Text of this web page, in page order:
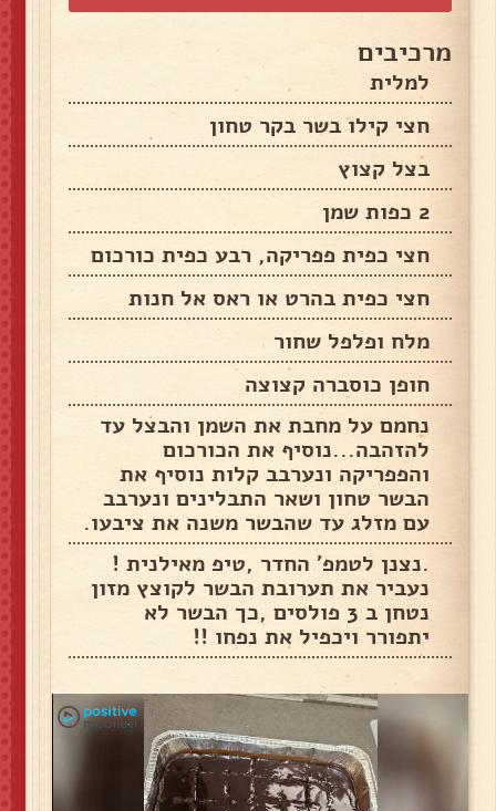
מרכיבים
למלית
חצי קילו בשר בקר טחון
בצל קצוץ
2 כפות שמן
חצי כפית פפריקה, רבע כפית כורכום
חצי כפית בהרט או ראס אל חנות
מלח ופלפל שחור
חופן כוסברה קצוצה
נחמם על מחבת את השמן והבצל עד
להזהבה...נוסיף את הכורכום
והפפריקה ונערבב קלות נוסיף את
הבשר טחון ושאר התבלינים ונערבב
עם מזלג עד שהבשר משנה את ציבעו.
.נצנן לטמפ' החדר ,טיפ מאילנית !
נעביר את תערובת הבשר לקוצץ מזון
נטחן ב 3 פולסים ,כך הבשר לא
יתפורר ויכפיל את נפחו !!